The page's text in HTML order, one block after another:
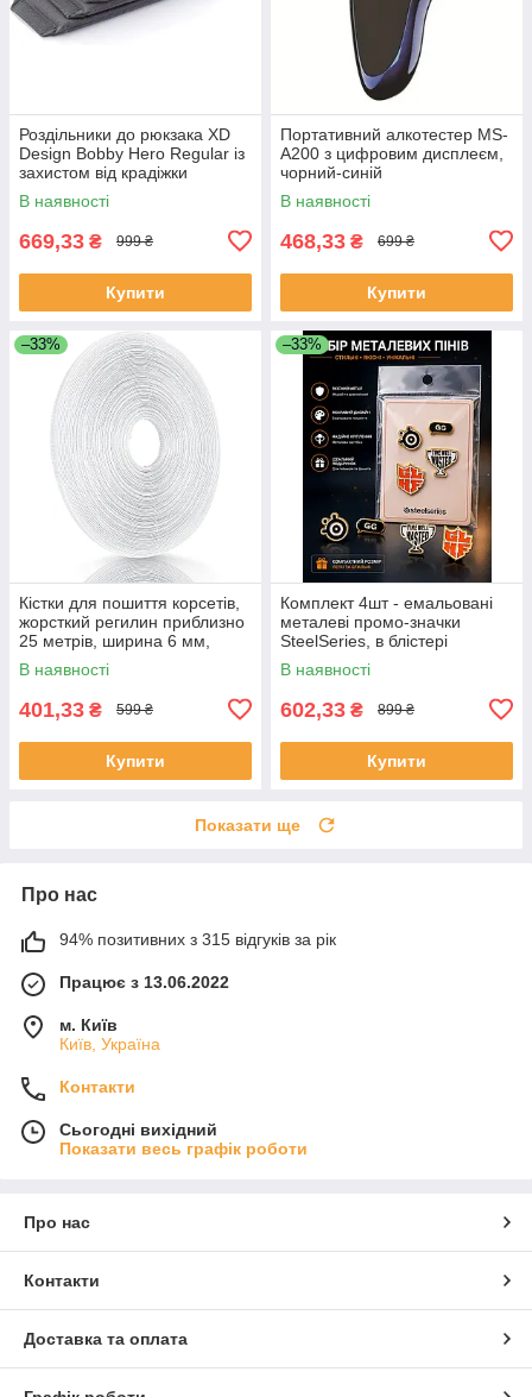
Роздільники до рюкзака XD
Design Bobby Hero Regular із
захистом від крадіжки
В наявності
669,33 ₴ 999 ₴
Купити
Портативний алкотестер MS-
A200 з цифровим дисплеєм,
чорний-синій
В наявності
468,33 ₴ 699 ₴
Купити
–33%
Кістки для пошиття корсетів,
жорсткий регилин приблизно
25 метрів, ширина 6 мм,
поліестер
В наявності
401,33 ₴ 599 ₴
Купити
–33%
Комплект 4шт - емальовані
металеві промо-значки
SteelSeries, в блістері
В наявності
602,33 ₴ 899 ₴
Купити
Показати ще
Про нас
94% позитивних з 315 відгуків за рік
Працює з 13.06.2022
м. Київ
Київ, Україна
Контакти
Сьогодні вихідний
Показати весь графік роботи
Про нас
Контакти
Доставка та оплата